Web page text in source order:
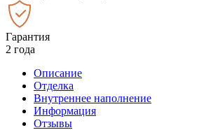
Гарантия
2 года
Описание
Отделка
Внутреннее наполнение
Информация
Отзывы